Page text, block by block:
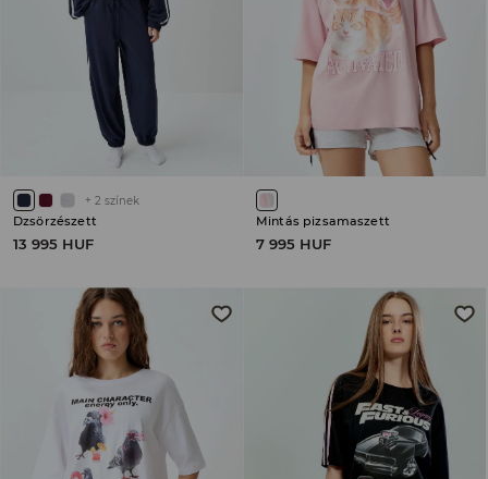
+ 2 színek
Dzsörzészett
13 995 HUF
Mintás pizsamaszett
7 995 HUF